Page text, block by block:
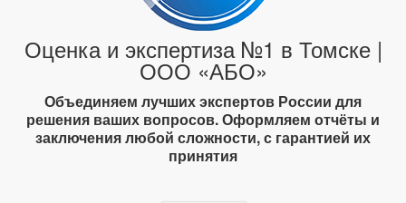
Оценка и экспертиза №1 в Томске |
ООО «АБО»
Объединяем лучших экспертов России для
решения ваших вопросов. Оформляем отчёты и
заключения любой сложности, с гарантией их
принятия